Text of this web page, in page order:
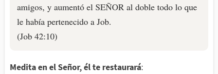
amigos, y aumentó el SEÑOR al doble todo lo que
le había pertenecido a Job.
(Job 42:10)
Medita en el Señor, él te restaurará: